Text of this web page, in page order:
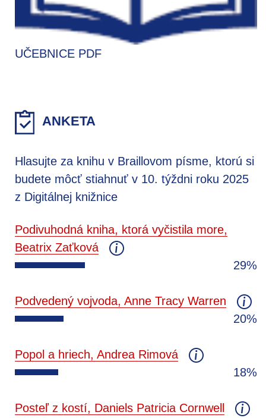
UČEBNICE PDF
ANKETA
Hlasujte za knihu v Braillovom písme, ktorú si
budete môcť stiahnuť v 10. týždni roku 2025
z Digitálnej knižnice
Podivuhodná kniha, ktorá vyčistila more,
Beatrix Zaťková
29%
Podvedený vojvoda, Anne Tracy Warren
20%
Popol a hriech, Andrea Rimová
18%
Posteľ z kostí, Daniels Patricia Cornwell